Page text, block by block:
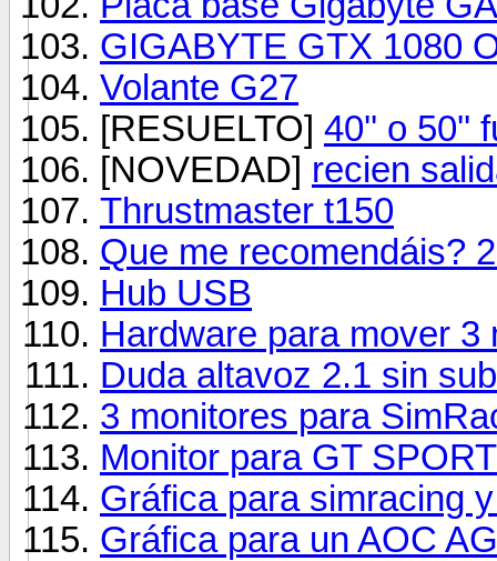
GIGABYTE GTX 1080
Volante G27
[RESUELTO] 40'' o 50''
[NOVEDAD] recien
Thrustmaster t150
Que me recomendáis?
Hub USB
Hardware para mover
Duda altavoz 2.1 sin
3 monitores para
Monitor para GT SPORT
Gráfica para simracing
Gráfica para un AOC